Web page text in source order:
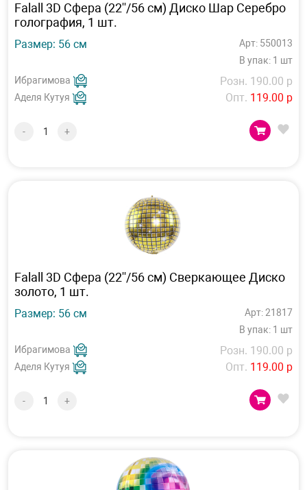
Falall 3D Сфера (22''/56 см) Диско Шар Серебро
голография, 1 шт.
Размер: 56 см
Арт: 550013
В упак: 1 шт
Ибрагимова
Аделя Кутуя
Розн. 190.00 р
Опт. 119.00 р
- +
Falall 3D Сфера (22''/56 см) Сверкающее Диско
золото, 1 шт.
Размер: 56 см
Арт: 21817
В упак: 1 шт
Ибрагимова
Аделя Кутуя
Розн. 190.00 р
Опт. 119.00 р
- +